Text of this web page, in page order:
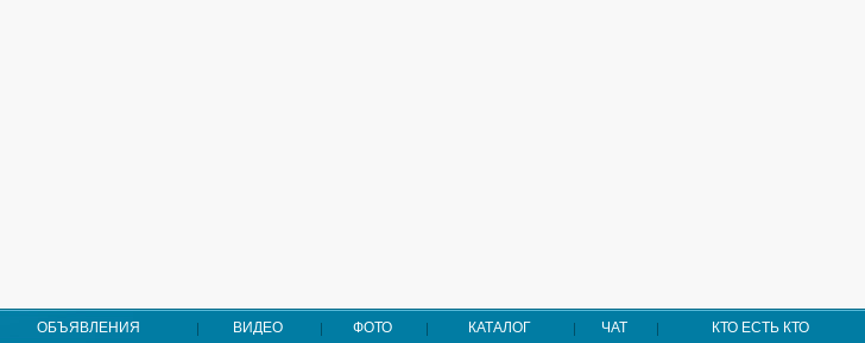
ОБЪЯВЛЕНИЯ ВИДЕО ФОТО КАТАЛОГ ЧАТ КТО ЕСТЬ КТО